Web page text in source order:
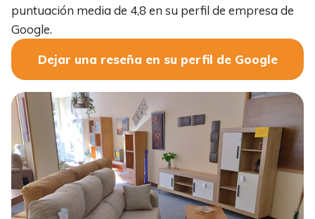
puntuación media de 4,8 en su perfil de empresa de
Google.
Dejar una reseña en su perfil de Google